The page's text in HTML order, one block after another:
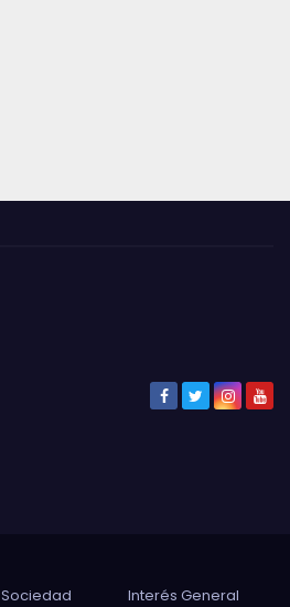
Sociedad Interés General